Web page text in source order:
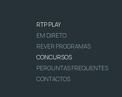
RTP PLAY
EM DIRETO
REVER PROGRAMAS
CONCURSOS
PERGUNTAS FREQUENTES
CONTACTOS